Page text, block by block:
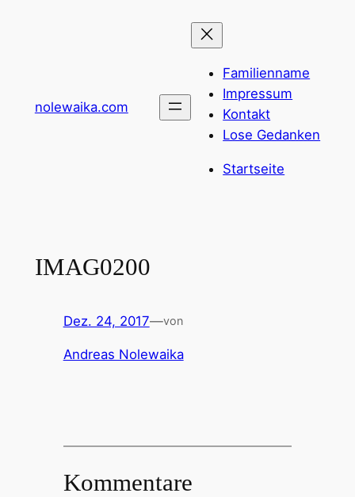
nolewaika.com
Familienname
Impressum
Kontakt
Lose Gedanken
Startseite
IMAG0200
Dez. 24, 2017—von
Andreas Nolewaika
Kommentare